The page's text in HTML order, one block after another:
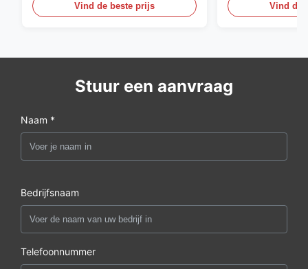
Vind de beste prijs Vind de
Stuur een aanvraag
Naam *
Bedrijfsnaam
Telefoonnummer